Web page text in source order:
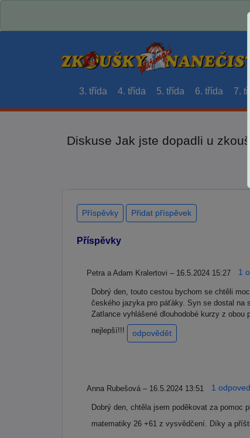
3. třída 4. třída 5. třída 6. třída 7.
Diskuse Jak jste dopadli u
Příspěvky Přidat příspěvek
Příspěvky
Petra a Adam Kralertovi – 16.5.2024 15:27 1
Dobrý den, touto cestou bychom se chtěli
českého jazyka pro páťáky. Syn se dostal na
Zatlance vyhlášené dlouhodobé kurzy z
nejlepší!!!
odpovědět
Anna Rubešová – 16.5.2024 13:51 1
Dobrý den, chtěla jsem poděkovat za
matematiky 26 +61 z vysvědčení. Díky a